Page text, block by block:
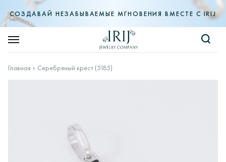
СОЗДАВАЙ НЕЗАБЫВАЕМЫЕ МГНОВЕНИЯ ВМЕСТЕ С IRIJ
Главная Серебряный крест (5185)